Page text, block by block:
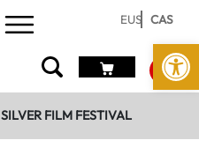
Abrir
EUS CAS
SILVER FILM FESTIVAL